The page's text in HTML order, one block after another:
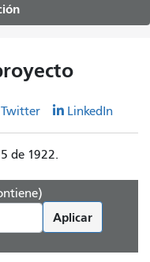
Twitter LinkedIn
de 1922.
Aplicar